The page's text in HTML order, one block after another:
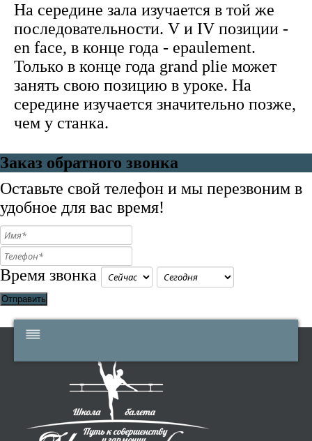
На середине зала изучается в той же
последовательности. V и IV позиции -
en face, в конце года - epaulement.
Только в конце года grand plie может
занять свою позицию в уроке. На
середине изучается значительно позже,
чем у станка.
Заказ обратного звонка
Оставьте свой телефон и мы перезвоним в
удобное для вас время!
Время звонка
Отправить